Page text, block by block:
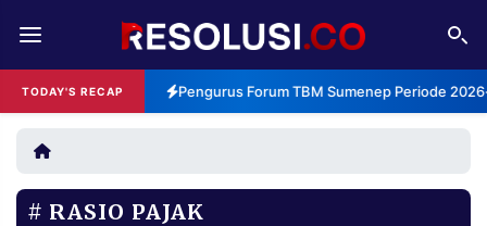
TODAY'S RECAP Pengurus Forum TBM Sumenep Periode
REDAKSI TENTANG
RESOLUSI IKLAN
RUBRIKASI
RASIO PAJAK